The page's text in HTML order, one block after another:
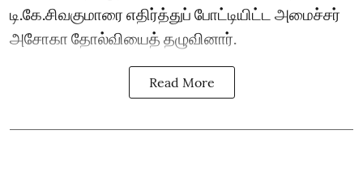
டி.கே.சிவகுமாரை எதிர்த்துப் போட்டியிட்ட அமைச்சர்
அசோகா தோல்வியைத் தழுவினார்.
Read More